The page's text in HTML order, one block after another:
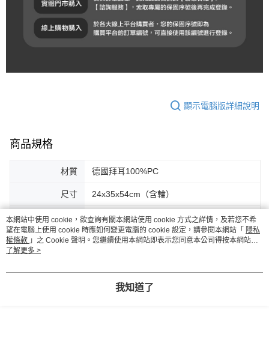
顯示電腦版詳細說明
商品規格
材質 德國拜耳100%PC
尺寸 24x35x54cm（含輪）
重量 3.6kg
容量 40L
本網站中使用 cookie，欲查詢有關本網站使用 cookie 方式之詳情，及若您不希
望在電腦上使用 cookie 時應如何變更電腦的 cookie 設定，請參閱本網站「 隱私
權條款 」之 Cookie 聲明。您繼續使用本網站即表示您同意本公司得按本網站使
用條款之 Cookie 聲明使用 cookie。
了解更多 >
我知道了